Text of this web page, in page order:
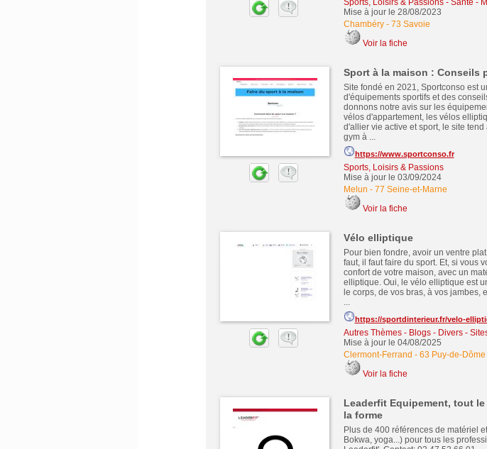
Sports, Loisirs & Passions- Santé -
Mise à jour le 28/08/2023
Chambéry- 73 Savoie
Voir la fiche
Sport à la maison : Conseils
Site fondé en 2021, Sportconso est
d'équipements sportifs et des
donnons notre avis sur les
vélos d'appartement, les vélos
d'allier vie active et sport, le site
gym à ...
https://www.sportconso.fr
Sports, Loisirs & Passions
Mise à jour le 03/09/2024
Melun - 77 Seine-et-Marne
Voir la fiche
Vélo elliptique
Pour bien fondre, avoir un ventre
faut, il faut faire du sport. Et, si vous
confort de votre maison, avec un
elliptique. Oui, le vélo elliptique est
le corps, de vos bras, à vos jambes,
...
https://sportdinterieur.fr/velo-
Autres Thèmes - Blogs - Divers -
Mise à jour le 04/08/2025
Clermont-Ferrand - 63 Puy-de-Dôme
Voir la fiche
Leaderfit Equipement, tout
la forme
Plus de 400 références de matériel
Bokwa, yoga...) pour tous les